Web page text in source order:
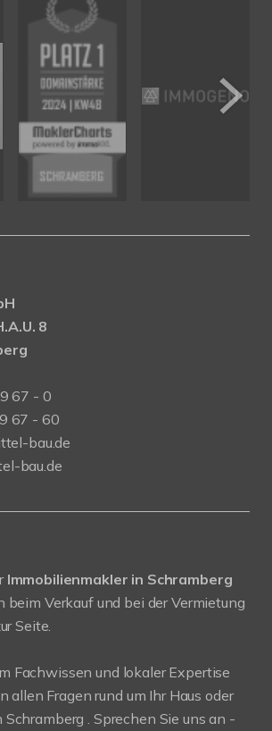
8
67 - 0
67 - 60
bau.de
bau.de
Immobilienmakler in Schramberg
Verkauf und bei der Vermietung
Seite.
Fachwissen und lokaler Expertise
allen Fragen rund um Ihr Haus oder
. Sprechen Sie uns an -